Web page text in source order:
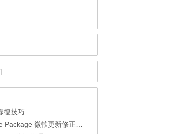
復技巧
微軟更新修正包 (2010.09月份)